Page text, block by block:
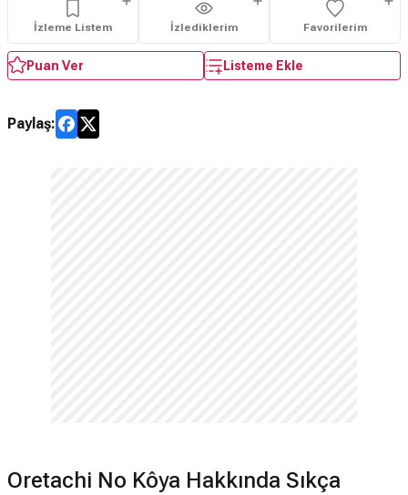
İzleme Listem İzlediklerim Favorilerim
Puan Ver Listeme Ekle
Paylaş:
Oretachi No Kôya Hakkında Sıkça